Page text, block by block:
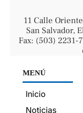
11 Calle
San Salvador,
Fax: (503) 2231-
MENÚ
Inicio
Noticias